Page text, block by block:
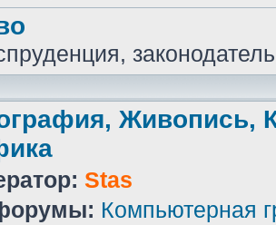
Живопись,
Stas
Компьютерная